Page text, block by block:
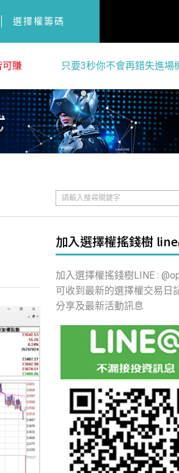
選擇權籌碼
賺 只要3秒你不會再錯失進場
加入選擇權搖錢樹
加入選擇權搖錢樹LINE :
可收到最新的選擇權交易日
分享及最新活動訊息